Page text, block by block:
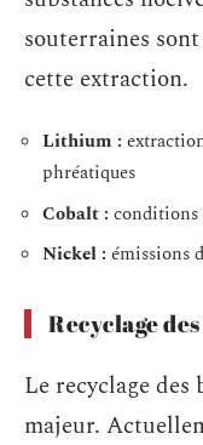
souterraines
cette extraction.
Lithium :
phréatiques
Cobalt : conditions
Nickel : émissions
Recyclage
Le recyclage
majeur.